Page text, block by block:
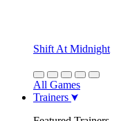
Shift At Midnight
All Games
Trainers